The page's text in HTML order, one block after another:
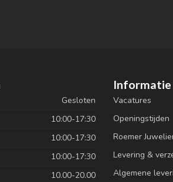
Gesloten
10:00-17:30
10:00-17:30
10:00-17:30
10.00-20.00
Informatie
Vacatures
Openingstijden
Roemer
Levering &
Algemene